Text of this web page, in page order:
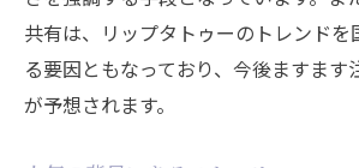
共有は、リップタトゥーのトレンドを
る要因ともなっており、今後ますます
が予想されます。